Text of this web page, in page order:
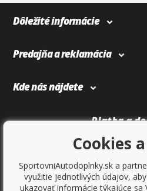
Dôležité informácie
Predajňa a reklamácia
Kde nás nájdete
Platba a
Cookies
SportovniAutodoplnky.sk a
využitie jednotlivých údajov,
ukazovať informácie týkajúce sa